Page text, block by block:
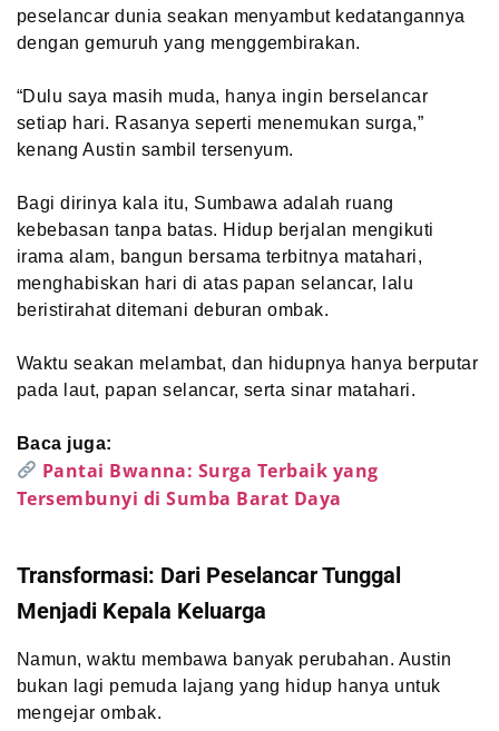
peselancar dunia seakan menyambut kedatangannya
dengan gemuruh yang menggembirakan.
“Dulu saya masih muda, hanya ingin berselancar
setiap hari. Rasanya seperti menemukan surga,”
kenang Austin sambil tersenyum.
Bagi dirinya kala itu, Sumbawa adalah ruang
kebebasan tanpa batas. Hidup berjalan mengikuti
irama alam, bangun bersama terbitnya matahari,
menghabiskan hari di atas papan selancar, lalu
beristirahat ditemani deburan ombak.
Waktu seakan melambat, dan hidupnya hanya berputar
pada laut, papan selancar, serta sinar matahari.
Baca juga:
Pantai Bwanna: Surga Terbaik yang
Tersembunyi di Sumba Barat Daya
Transformasi: Dari Peselancar Tunggal
Menjadi Kepala Keluarga
Namun, waktu membawa banyak perubahan. Austin
bukan lagi pemuda lajang yang hidup hanya untuk
mengejar ombak.